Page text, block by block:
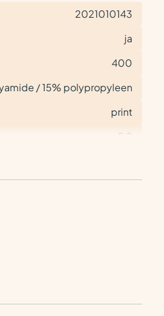
2021010143
ja
400
/ 15% polypropyleen
print
5,2